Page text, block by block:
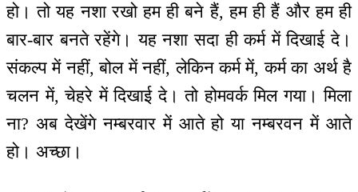
हो। तो यह नशा रखो हम ही बने हैं, हम ही हैं और हम ही
बार-बार बनते रहेंगे। यह नशा सदा ही कर्म में दिखाई दे।
संकल्प में नहीं, बोल में नहीं, लेकिन कर्म में, कर्म का अर्थ है
चलन में, चेहरे में दिखाई दे। तो होमवर्क मिल गया। मिला
ना? अब देखेंगे नम्बरवार में आते हो या नम्बरवन में आते
हो। अच्छा।